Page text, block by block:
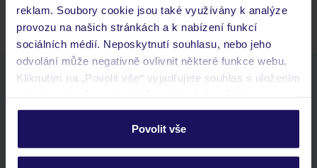
reklam. Soubory cookie jsou také využívány k analýze
provozu na našich stránkách a k nabízení funkcí
sociálních médií. Neposkytnutí souhlasu, nebo jeho
odvolání může negativně ovlivnit některé funkce webu.
Kliknutím na „Povolit vše“ vyjadřujete souhlas s uložením
personalizovat v sekci „Personalizace“.
Podrobné informace o souborech cookie naleznete v
Povolit vše
Stáhněte si bezplatnou aplikaci TUI
seznam oblíbených nabídek a možnost jejich sdílení
historie vyhledávání a naposledy zobrazené nabídky
kontakt s TUI a všechny informace o tvé rezervaci v myTUI